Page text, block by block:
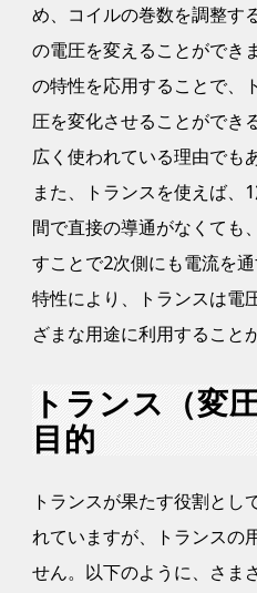
め、コイルの巻数を調整す
の電圧を変えることができ
の特性を応用することで、
圧を変化させることができ
広く使われている理由でも
また、トランスを使えば、
間で直接の導通がなくても
すことで2次側にも電流を
特性により、トランスは電
ざまな用途に利用すること
トランス（変
目的
トランスが果たす役割とし
れていますが、トランスの
せん。以下のように、さま